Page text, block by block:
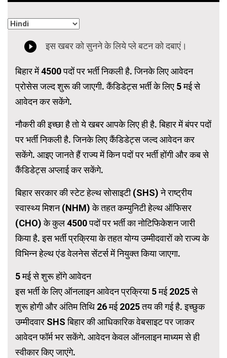
बिहार में 4500 पदों पर भर्ती निकली है. जिनके लिए आवेदन
प्रोसेस जल्द शुरू की जाएगी. कैंडिडेट्स भर्ती के लिए 5 मई से
आवेदन कर सकेंगे.
नौकरी की इच्छा है तो ये खबर आपके लिए ही है. बिहार में बंपर पदों
पर भर्ती निकली है. जिनके लिए कैंडिडेट्स जल्द आवेदन कर
सकेंगे. आइए जानते हैं राज्य में किन पदों पर भर्ती होंगी और कब से
कैंडिडेट्स अप्लाई कर सकेंगे.
बिहार सरकार की स्टेट हेल्थ सोसाइटी (SHS) ने राष्ट्रीय
स्वास्थ्य मिशन (NHM) के तहत कम्युनिटी हेल्थ ऑफिसर
(CHO) के कुल 4500 पदों पर भर्ती का नोटिफिकेशन जारी
किया है. इस भर्ती प्रक्रिया के तहत योग्य उम्मीदवारों को राज्य के
विभिन्न हेल्थ एंड वेलनेस सेंटर्स में नियुक्त किया जाएगा.
5 मई से शुरू होंगे आवेदन
इस भर्ती के लिए ऑनलाइन आवेदन प्रक्रिया 5 मई 2025 से
शुरू होगी और अंतिम तिथि 26 मई 2025 तय की गई है. इच्छुक
उम्मीदवार SHS बिहार की आधिकारिक वेबसाइट पर जाकर
आवेदन फॉर्म भर सकेंगे. आवेदन केवल ऑनलाइन माध्यम से ही
स्वीकार किए जाएंगे.